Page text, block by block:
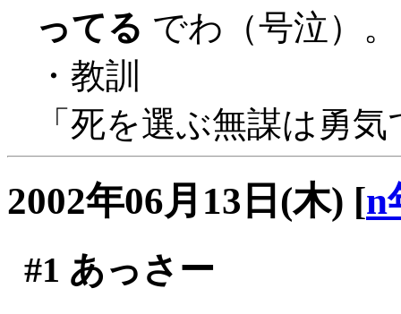
ってる でわ（号泣）。
・教訓
「死を選ぶ無謀は勇
2002年06月13日(木) [n
#1 あっさー